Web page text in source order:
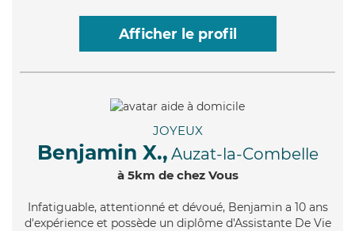
Afficher le profil
JOYEUX
Benjamin X., Auzat-la-Combelle
à 5km de chez Vous
Infatiguable, attentionné et dévoué, Benjamin a 10 ans
d'expérience et possède un diplôme d'Assistante De Vie